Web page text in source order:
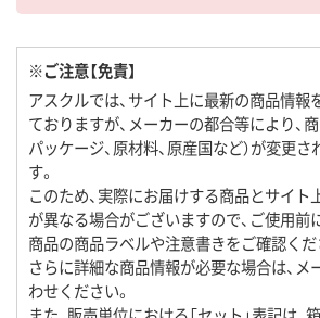
※ご注意【免責】
アスクルでは、サイト上に最新の商品情報
ておりますが、メーカーの都合等により、商
パッケージ、原材料、原産国など）が変更
す。
このため、実際にお届けする商品とサイト
が異なる場合がございますので、ご使用前
商品の商品ラベルや注意書きをご確認くだ
さらに詳細な商品情報が必要な場合は、メ
わせください。